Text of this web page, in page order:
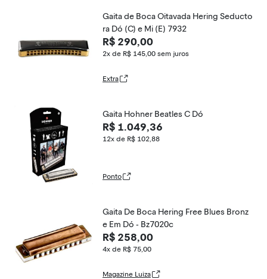
Gaita de Boca Oitavada Hering Seducto
ra Dó (C) e Mi (E) 7932
R$ 290,00
2x de R$ 145,00 sem juros
Extra
Gaita Hohner Beatles C Dó
R$ 1.049,36
12x de R$ 102,88
Ponto
Gaita De Boca Hering Free Blues Bronz
e Em Dó - Bz7020c
R$ 258,00
4x de R$ 75,00
Magazine Luiza